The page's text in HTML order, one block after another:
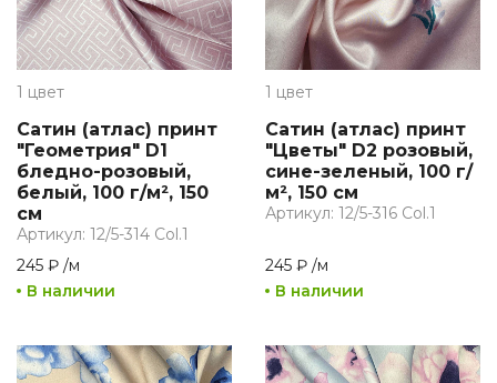
1 цвет
Сатин (атлас) принт
"Геометрия" D1
бледно-розовый,
белый, 100 г/м², 150
см
Артикул: 12/5-314 Col.1
245 ₽ /м
В наличии
1 цвет
Сатин (атлас) принт
"Цветы" D2 розовый,
сине-зеленый, 100 г/
м², 150 см
Артикул: 12/5-316 Col.1
245 ₽ /м
В наличии